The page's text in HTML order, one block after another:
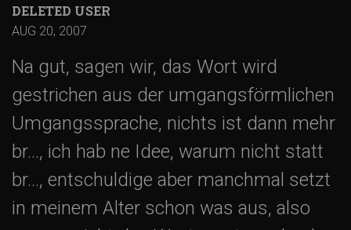
DELETED USER
AUG 20, 2007
Na gut, sagen wir, das Wort wird
gestrichen aus der umgangsförmlichen
Umgangssprache, nichts ist dann mehr
br…, ich hab ne Idee, warum nicht statt
br…, entschuldige aber manchmal setzt
in meinem Alter schon was aus, also